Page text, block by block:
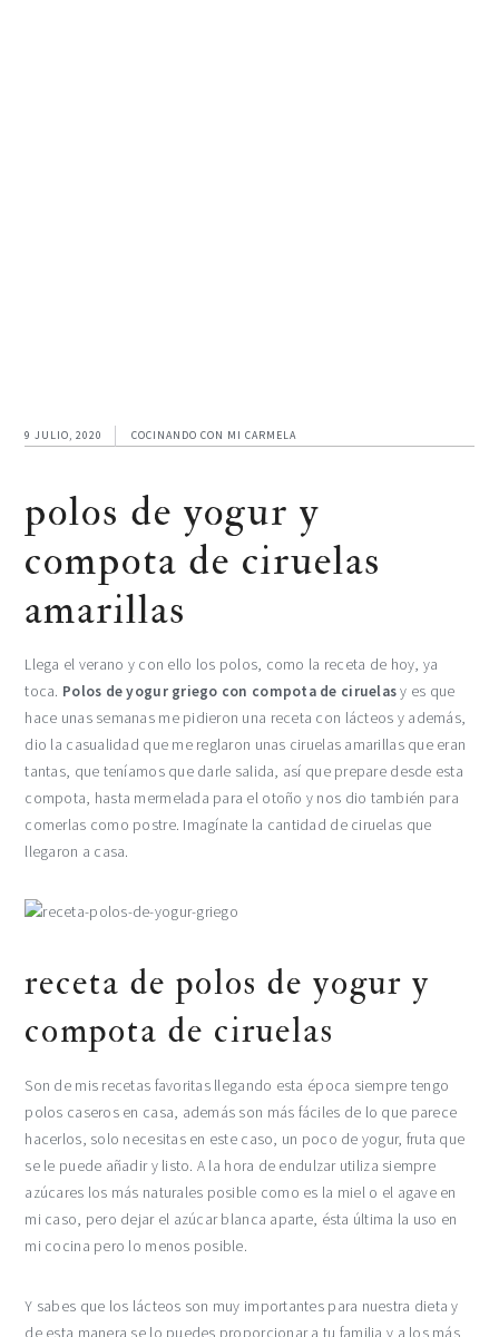
9 JULIO, 2020 COCINANDO CON MI CARMELA
polos de yogur y
compota de ciruelas
amarillas
Llega el verano y con ello los polos, como la receta de hoy, ya
toca. Polos de yogur griego con compota de ciruelasy es que
hace unas semanas me pidieron una receta con lácteos y además,
dio la casualidad que me reglaron unas ciruelas amarillas que eran
tantas, que teníamos que darle salida, así que prepare desde esta
compota, hasta mermelada para el otoño y nos dio también para
comerlas como postre. Imagínate la cantidad de ciruelas que
llegaron a casa.
receta de polos de yogur y
compota de ciruelas
Son de mis recetas favoritas llegando esta época siempre tengo
polos caseros en casa, además son más fáciles de lo que parece
hacerlos, solo necesitas en este caso, un poco de yogur, fruta que
se le puede añadir y listo. A la hora de endulzar utiliza siempre
azúcares los más naturales posible como es la miel o el agave en
mi caso, pero dejar el azúcar blanca aparte, ésta última la uso en
mi cocina pero lo menos posible.
Y sabes que los lácteos son muy importantes para nuestra dieta y
de esta manera se lo puedes proporcionar a tu familia y a los más